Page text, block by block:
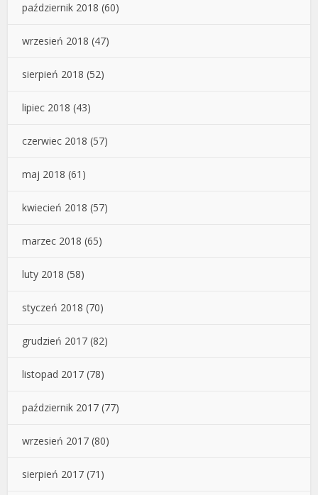
październik 2018 (60)
wrzesień 2018 (47)
sierpień 2018 (52)
lipiec 2018 (43)
czerwiec 2018 (57)
maj 2018 (61)
kwiecień 2018 (57)
marzec 2018 (65)
luty 2018 (58)
styczeń 2018 (70)
grudzień 2017 (82)
listopad 2017 (78)
październik 2017 (77)
wrzesień 2017 (80)
sierpień 2017 (71)